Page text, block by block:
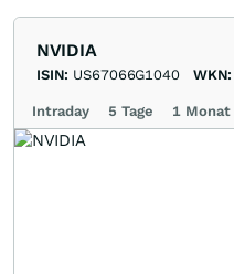
NVIDIA
ISIN: US67066G1040 WKN:
Intraday 5 Tage 1 Monat